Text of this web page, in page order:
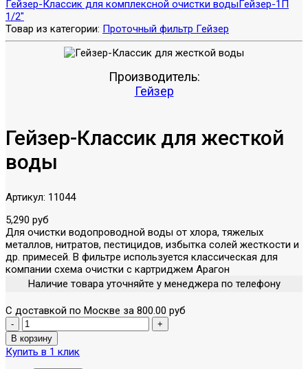
Гейзер-Классик для комплексной очистки воды Гейзер-1П
1/2"
Товар из категории: Проточный фильтр Гейзер
Производитель:
Гейзер
Гейзер-Классик для жесткой
воды
Артикул: 11044
5,290 руб
Для очистки водопроводной воды от хлора, тяжелых
металлов, нитратов, пестицидов, избытка солей жесткости и
др. примесей. В фильтре используется классическая для
компании схема очистки с картриджем Арагон
Наличие товара уточняйте у менеджера по телефону
С доставкой по Москве за 800.00 руб
Купить в 1 клик